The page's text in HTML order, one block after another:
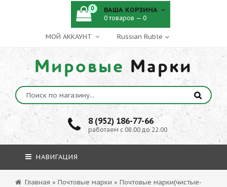
МОЙ АККАУНТ
Мировые Марки
8 (952) 186-77-66
работаем с 08.00 до 22.00
0 ВАША КОРЗИНА
0 товаров — 0
НАВИГАЦИЯ
Главная » Почтовые марки » Почтовые марки(чистые-